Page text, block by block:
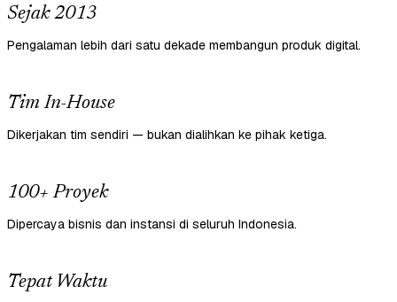
Sejak 2013
Pengalaman lebih dari satu dekade membangun produk digital.
Tim In-House
Dikerjakan tim sendiri — bukan dialihkan ke pihak ketiga.
100+ Proyek
Dipercaya bisnis dan instansi di seluruh Indonesia.
Tepat Waktu